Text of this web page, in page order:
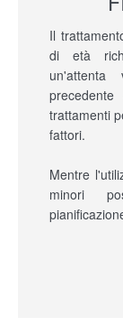
Il
di età
un'attenta
trattamenti
fattori.
Mentre
minori